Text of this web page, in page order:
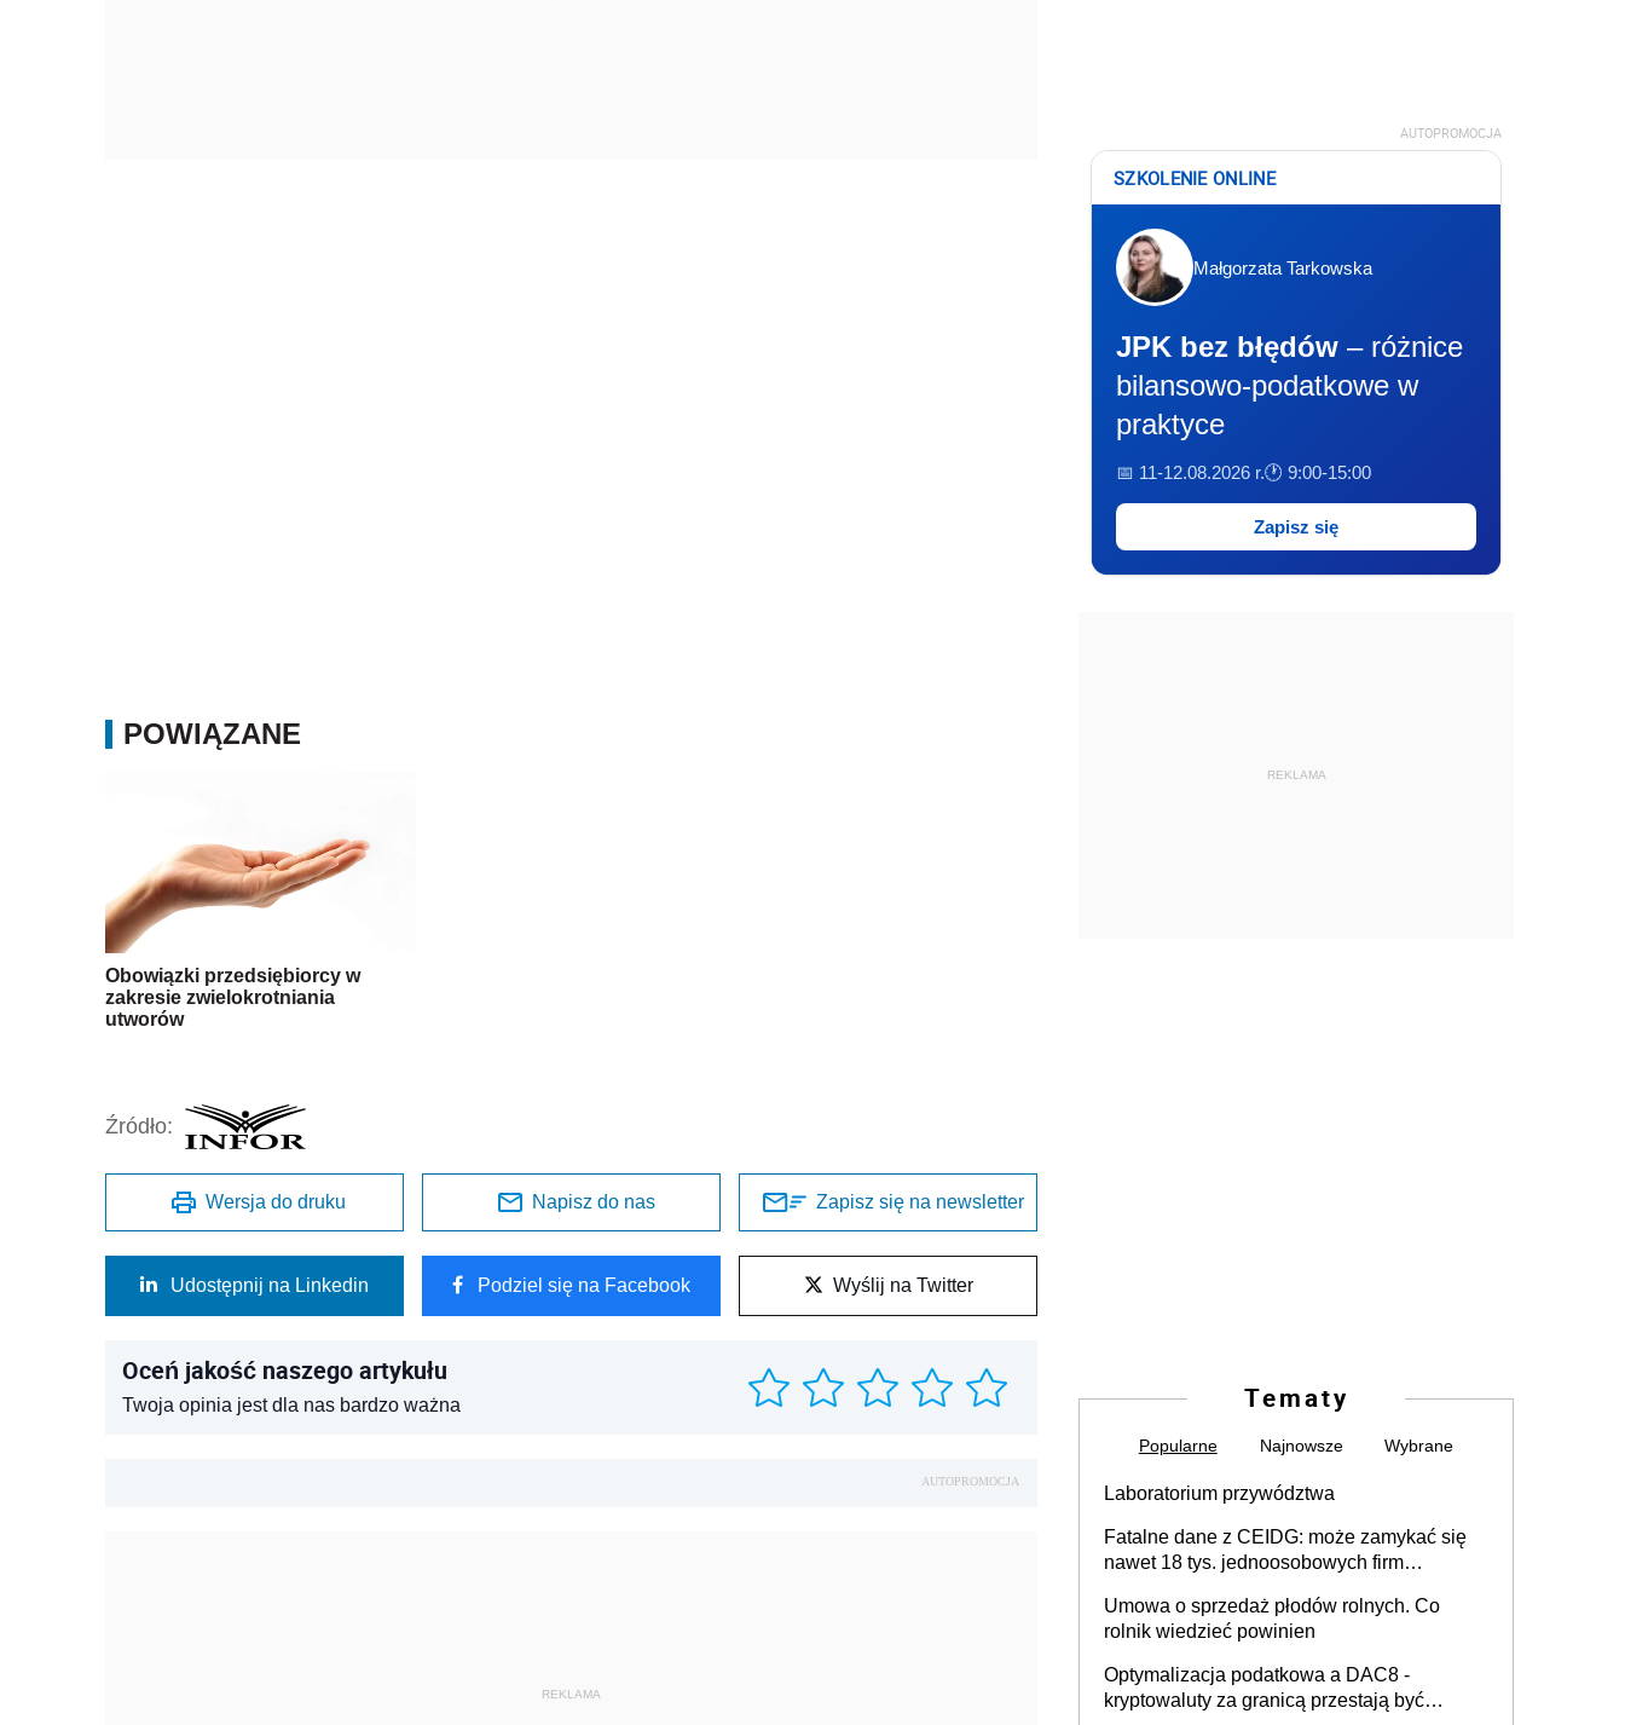
POWIĄZANE
Obowiązki przedsiębiorcy w
zakresie zwielokrotniania
utworów
Źródło:
Wersja do druku Napisz do nas Zapisz się na newsletter
Udostępnij na Linkedin Podziel się na Facebook Wyślij na Twitter
Oceń jakość naszego artykułu
Twoja opinia jest dla nas bardzo ważna
AUTOPROMOCJA
REKLAMA
AUTOPROMOCJA
SZKOLENIE ONLINE
Małgorzata Tarkowska
JPK bez błędów – różnice
bilansowo-podatkowe w
praktyce
📅 11-12.08.2026 r.🕐 9:00-15:00
Zapisz się
REKLAMA
Tematy
Popularne Najnowsze Wybrane
Laboratorium przywództwa
Fatalne dane z CEIDG: może zamykać się
nawet 18 tys. jednoosobowych firm
Umowa o sprzedaż płodów rolnych. Co
rolnik wiedzieć powinien
Optymalizacja podatkowa a DAC8 -
kryptowaluty za granicą przestają być